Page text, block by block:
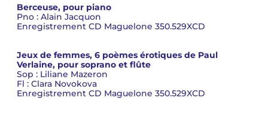
Berceuse, pour piano
Pno : Alain Jacquon
Enregistrement CD Maguelone 350.529XCD
Jeux de femmes, 6 poèmes érotiques de Paul
Verlaine, pour soprano et flûte
Sop : Liliane Mazeron
Fl : Clara Novokova
Enregistrement CD Maguelone 350.529XCD